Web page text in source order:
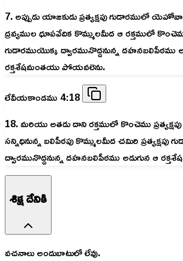
7. అప్పుడు యాజకుడు ప్రత్యక్షపు గుడారములో యెహోవా
ద్రవ్యముల ధూపవేదిక కొమ్ములమీద ఆ రక్తములో
గుడారముయొక్క ద్వారమునొద్దనున్న దహనబలిపీఠము
రక్తశేషమంతయు పోయవలెను.
లేవీయకాండము 4:18
18. మరియు అతడు దాని రక్తములో కొంచెము
సన్నిధినున్న బలిపీఠపు కొమ్ములమీద చమిరి ప్రత్యక్షపు
ద్వారమునొద్దనున్న దహనబలిపీఠము అడుగున ఆ
శిక్ష దేనికి
వచనాలు అందుబాటులో లేవు.